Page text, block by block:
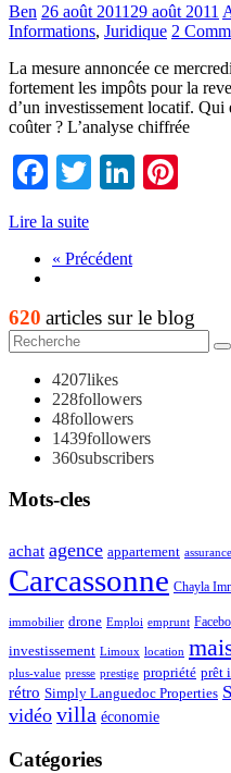
Ben 26 août 2011 29 août 2011
Informations, Juridique 2
La mesure annoncée ce
fortement les impôts pour la
d’un investissement locatif. Qui
coûter ? L’analyse chiffrée
Facebook
Twitter
Lire la suite
« Précédent
620 articles sur le blog
4207likes
228followers
48followers
1439followers
360subscribers
Mots-cles
achat agence appartement assurance
Carcassonne Chayla
immobilier drone Emploi emprunt
investissement Limoux location
plus-value presse prestige propriété prêt
rétro Simply Languedoc Properties
vidéo villa économie
Catégories